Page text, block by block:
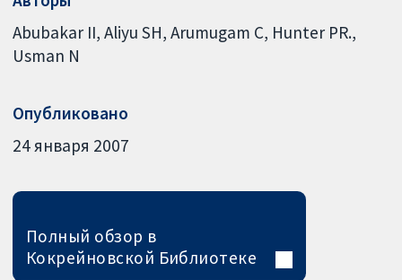
Abubakar II Aliyu SH Arumugam C Hunter PR.
Usman N
Опубликовано
24 января 2007
Полный обзор в
Кокрейновской Библиотеке